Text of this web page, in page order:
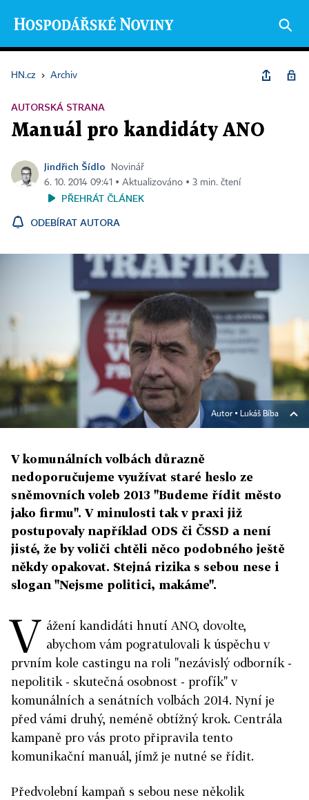
HN.cz › Archiv
AUTORSKÁ STRANA
Manuál pro kandidáty ANO
Jindřich Šídlo
Novinář
6. 10. 2014 09:41 ▪ Aktualizováno ▪ 3 min. čtení
PŘEHRÁT ČLÁNEK
ODEBÍRAT AUTORA
Autor ▪ Lukáš Bíba
V komunálních volbách důrazně
nedoporučujeme využívat staré heslo ze
sněmovních voleb 2013 "Budeme řídit město
jako firmu". V minulosti tak v praxi již
postupovaly například ODS či ČSSD a není
jisté, že by voliči chtěli něco podobného ještě
někdy opakovat. Stejná rizika s sebou nese i
slogan "Nejsme politici, makáme".
V ážení kandidáti hnutí ANO, dovolte,
abychom vám pogratulovali k úspěchu v
prvním kole castingu na roli "nezávislý odborník -
nepolitik - skutečná osobnost - profík" v
komunálních a senátních volbách 2014. Nyní je
před vámi druhý, neméně obtížný krok. Centrála
kampaně pro vás proto připravila tento
komunikační manuál, jímž je nutné se řídit.
Předvolební kampaň s sebou nese několik